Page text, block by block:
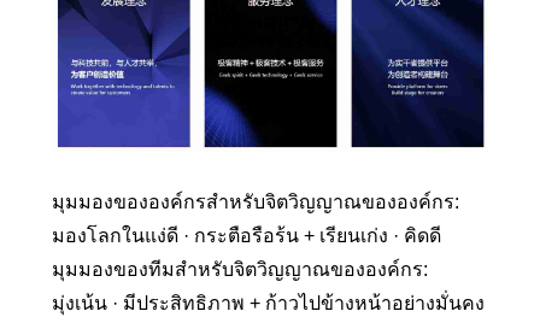
มุมมองขององค์กรสำหรับจิตวิญญาณขององค์กร:
มองโลกในแง่ดี · กระตือรือร้น + เรียนเก่ง · คิดดี
มุมมองของทีมสำหรับจิตวิญญาณขององค์กร:
มุ่งเน้น · มีประสิทธิภาพ + ก้าวไปข้างหน้าอย่างมั่นคง